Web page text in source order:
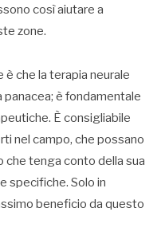
così aiutare a
zone.
è che la terapia neurale
è fondamentale
È consigliabile
nel campo, che possano
che tenga conto della sua
specifiche. Solo in
beneficio da questo